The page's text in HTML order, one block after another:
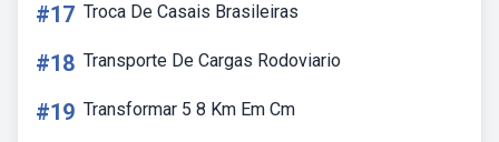
#17 Troca De Casais Brasileiras
#18 Transporte De Cargas Rodoviario
#19 Transformar 5 8 Km Em Cm